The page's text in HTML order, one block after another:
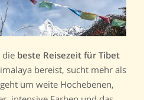
die beste Reisezeit für Tibet
bereist, sucht mehr als
um weite Hochebenen,